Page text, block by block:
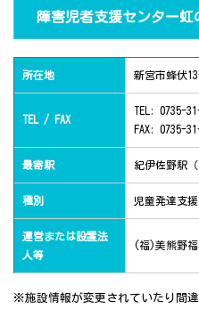
障害児者支援センター虹
所在地 新宮市蜂伏
TEL / FAX
TEL: 0735-
FAX: 0735-
最寄駅 紀伊佐野駅
種別 児童発達支
運営または設置法
人等
(福)美熊野
※施設情報が変更されていたり間